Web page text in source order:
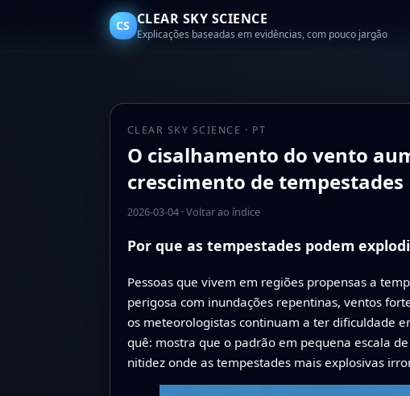
CS CLEAR SKY SCIENCE
Explicações baseadas em evidências, com pouco jargão
CLEAR SKY SCIENCE · PT
O cisalhamento do vento
crescimento de tempestades
2026-03-04·Voltar ao índice
Por que as tempestades podem
Pessoas que vivem em regiões propensas a
perigosa com inundações repentinas, ventos
os meteorologistas continuam a ter dificuldade
quê: mostra que o padrão em pequena escala
nitidez onde as tempestades mais explosivas